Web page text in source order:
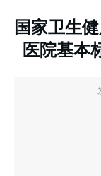
国家卫生
医院基本